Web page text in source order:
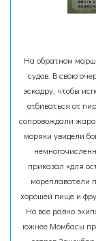
На обратном
судов. В свою
эскадру, чтобы
отбиваться от
сопровождали
моряки увидели
приказал «для
мореплаватели
хорошей пище и
Но все равно
южнее Момбасы